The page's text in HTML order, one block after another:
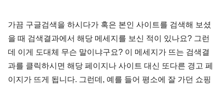
가끔 구글검색을 하시다가 혹은 본인 사이트를 검색해 보셨
을 때 검색결과에서 해당 메세지를 보신 적이 있나요? 그런
데 이게 도대체 무슨 말이냐구요? 이 메세지가 뜨는 검색결
과를 클릭하시면 해당 페이지나 사이트 대신 또다른 경고 페
이지가 뜨게 됩니다. 그런데, 예를 들어 평소에 잘 가던 쇼핑